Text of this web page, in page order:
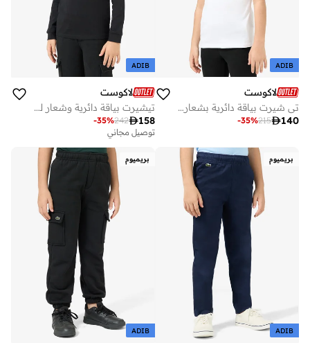
ADIB
لاكوست
تي شيرت بياقة دائرية بشعار للأطفال
140
215
-35%
ADIB
لاكوست
تيشيرت بياقة دائرية وشعار للأطفال
158
242
-35%
توصيل مجاني
بريميوم
ADIB
بريميوم
ADIB